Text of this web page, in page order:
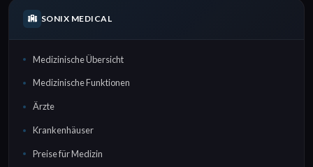
SONIX MEDICAL
Medizinische Übersicht
Medizinische Funktionen
Ärzte
Krankenhäuser
Preise für Medizin